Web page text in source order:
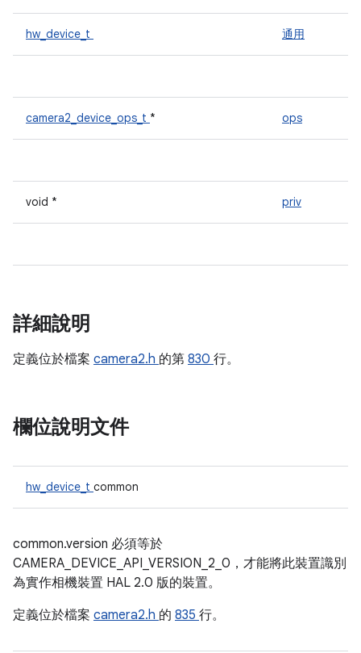
hw_device_t 通用
camera2_device_ops_t * ops
void * priv
詳細說明
定義位於檔案 camera2.h 的第 830 行。
欄位說明文件
hw_device_t common
common.version 必須等於
CAMERA_DEVICE_API_VERSION_2_0，才能將此裝置識別
為實作相機裝置 HAL 2.0 版的裝置。
定義位於檔案 camera2.h 的 835 行。